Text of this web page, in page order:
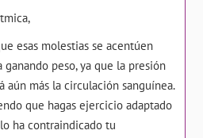
esas molestias se acentúen
ganando peso, ya que la presión
más la circulación sanguínea.
que hagas ejercicio adaptado
ha contraindicado tu